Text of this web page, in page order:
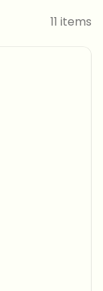
11 items